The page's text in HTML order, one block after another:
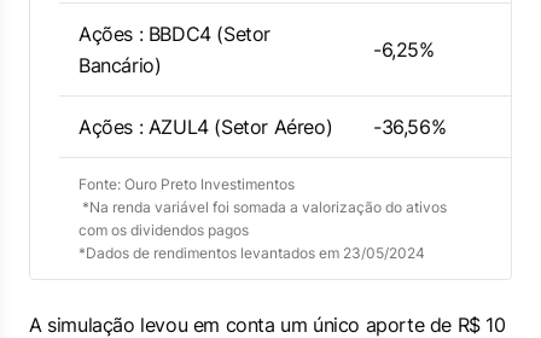
Ações : BBDC4 (Setor
Bancário)
-6,25%
Ações : AZUL4 (Setor Aéreo) -36,56%
Fonte: Ouro Preto Investimentos
*Na renda variável foi somada a valorização do ativos
com os dividendos pagos
*Dados de rendimentos levantados em 23/05/2024
A simulação levou em conta um único aporte de R$ 10